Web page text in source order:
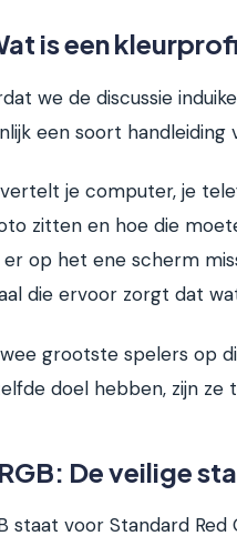
is een
we de discussie
een soort handleiding
je computer, je
zitten en hoe die
op het ene scherm
die ervoor zorgt dat
grootste spelers op
doel hebben, zijn ze
De veilige
staat voor Standard